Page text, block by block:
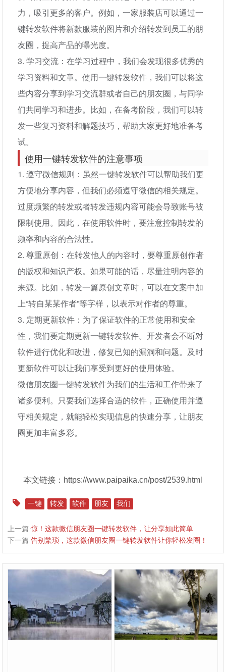
力，吸引更多的客户。例如，一家服装店可以通过一
键转发软件将新款服装的图片和介绍转发到员工的朋
友圈，提高产品的曝光度。
3. 学习交流：在学习过程中，我们会发现很多优秀的
学习资料和文章。使用一键转发软件，我们可以将这
些内容分享到学习交流群或者自己的朋友圈，与同学
们共同学习和进步。比如，在备考阶段，我们可以转
发一些复习资料和解题技巧，帮助大家更好地准备考
试。
使用一键转发软件的注意事项
1. 遵守微信规则：虽然一键转发软件可以帮助我们更
方便地分享内容，但我们必须遵守微信的相关规定。
过度频繁的转发或者转发违规内容可能会导致账号被
限制使用。因此，在使用软件时，要注意控制转发的
频率和内容的合法性。
2. 尊重原创：在转发他人的内容时，要尊重原创作者
的版权和知识产权。如果可能的话，尽量注明内容的
来源。比如，转发一篇原创文章时，可以在文案中加
上“转自某某作者”等字样，以表示对作者的尊重。
3. 定期更新软件：为了保证软件的正常使用和安全
性，我们要定期更新一键转发软件。开发者会不断对
软件进行优化和改进，修复已知的漏洞和问题。及时
更新软件可以让我们享受到更好的使用体验。
微信朋友圈一键转发软件为我们的生活和工作带来了
诸多便利。只要我们选择合适的软件，正确使用并遵
守相关规定，就能轻松实现信息的快速分享，让朋友
圈更加丰富多彩。
本文链接：https://www.paipaika.cn/post/2539.html
一键 转发 软件 朋友 我们
上一篇惊！这款微信朋友圈一键转发软件，让分享如此简单
下一篇告别繁琐，这款微信朋友圈一键转发软件让你轻松发圈！